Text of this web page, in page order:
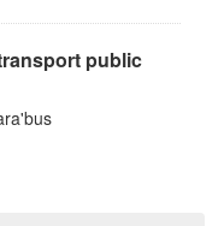
public